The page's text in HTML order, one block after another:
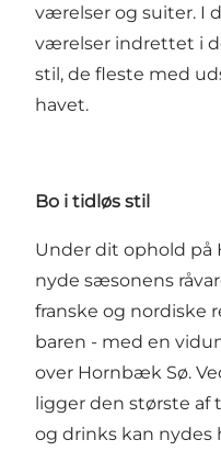
værelser og suiter. I
værelser indrettet i
stil, de fleste med
havet.
Bo i tidløs stil
Under dit ophold på
nyde sæsonens
franske og nordiske
baren - med en
over Hornbæk Sø.
ligger den største af
og drinks kan nydes